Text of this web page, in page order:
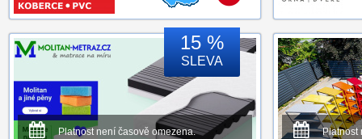
15 %
SLEVA
Platnost není časově omezena. Platnost